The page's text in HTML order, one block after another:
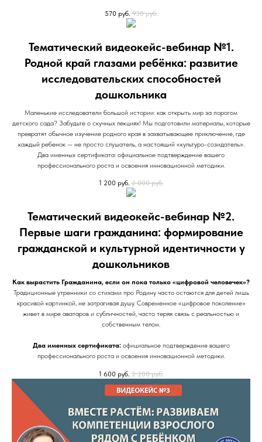
570 руб. 930 руб.
Тематический видеокейс-вебинар №1.
Родной край глазами ребёнка: развитие
исследовательских способностей
дошкольника
Маленькие исследователи большой истории: как открыть мир за порогом
детского сада? Забудьте о скучных лекциях! Мы подготовили материалы, которые
превратят обычное изучение родного края в захватывающее приключение, где
каждый ребенок — не просто слушатель, а настоящий «культуро-созидатель».
Два именных сертификата: официальное подтверждение вашего
профессионального роста и освоения инновационной методики.
1 200 руб. 2 000 руб.
Тематический видеокейс-вебинар №2.
Первые шаги гражданина: формирование
гражданской и культурной идентичности у
дошкольников
Как вырастить Гражданина, если он пока только «цифровой человечек»?
Традиционные утренники со стихами про Родину часто остаются для детей лишь
красивой картинкой, не затрагивая душу. Современное «цифровое поколение»
живет в мире аватаров и субличностей, часто теряя связь с реальностью и
собственным телом.
Два именных сертификата:официальное подтверждение вашего
профессионального роста и освоения инновационной методики.
1 600 руб. 2 200 руб.